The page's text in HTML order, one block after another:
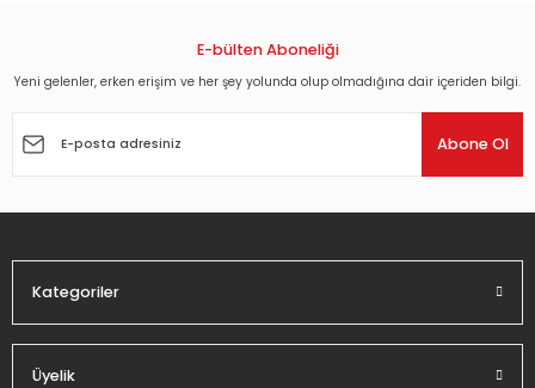
Görüş ve önerileriniz için teşekkür ederiz.
Ürün açıklamasında eksik bilgiler bulunuyor.
Ürün fiyatı diğer sitelerden daha pahalı.
E-bülten Aboneliği
Yeni gelenler, erken erişim ve her şey yolunda olup olmadığına dair içeriden bilgi.
Abone Ol
Kategoriler
Üyelik